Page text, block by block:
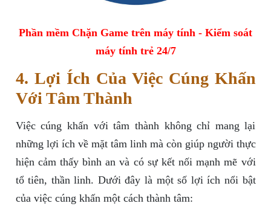
Phần mềm Chặn Game trên máy tính - Kiểm soát
máy tính trẻ 24/7
4. Lợi Ích Của Việc Cúng Khấn
Với Tâm Thành
Việc cúng khấn với tâm thành không chỉ mang lại
những lợi ích về mặt tâm linh mà còn giúp người thực
hiện cảm thấy bình an và có sự kết nối mạnh mẽ với
tổ tiên, thần linh. Dưới đây là một số lợi ích nổi bật
của việc cúng khấn một cách thành tâm: